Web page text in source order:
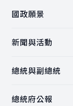
國政願景
新聞與活動
總統與副總統
總統府公報